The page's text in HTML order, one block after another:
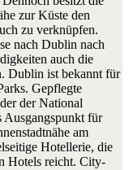
zur Küste den
zu verknüpfen.
nach Dublin nach
auch die
Dublin ist bekannt für
Gepflegte
der National
Ausgangspunkt für
am
Hotellerie, die
Hotels reicht. City-